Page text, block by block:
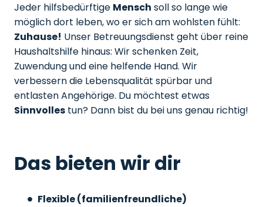
Jeder hilfsbedürftige Mensch soll so lange wie
möglich dort leben, wo er sich am wohlsten fühlt:
Zuhause! Unser Betreuungsdienst geht über reine
Haushaltshilfe hinaus: Wir schenken Zeit,
Zuwendung und eine helfende Hand. Wir
verbessern die Lebensqualität spürbar und
entlasten Angehörige. Du möchtest etwas
Sinnvolles tun? Dann bist du bei uns genau richtig!
Das bieten wir dir
Flexible (familienfreundliche)